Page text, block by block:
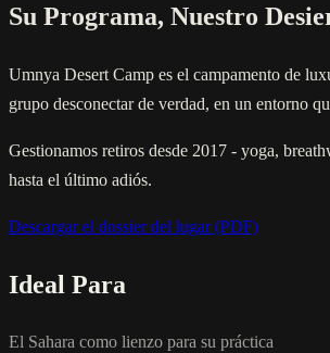
Su Programa, Nuestro
Umnya Desert Camp es el campamento de
grupo desconectar de verdad, en un entorno
Gestionamos retiros desde 2017 - yoga,
hasta el último adiós.
Descargar el dossier del lugar (PDF)
Ideal Para
El Sahara como lienzo para su práctica